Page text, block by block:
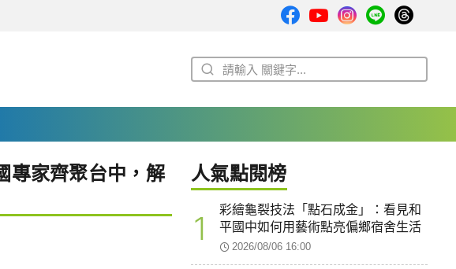
專家齊聚台中，解
人氣點閱榜
1
彩繪龜裂技法「點石成金」：看見和
平國中如何用藝術點亮偏鄉宿舍生活
2026/08/06 16:00